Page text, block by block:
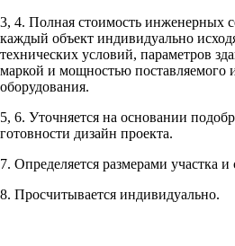
3, 4. Полная стоимость инженерных
каждый объект индивидуально
технических условий, параметров
маркой и мощностью поставляемого
оборудования.
5, 6. Уточняется на основании
готовности дизайн проекта.
7. Определяется размерами участка
8. Просчитывается индивидуально.